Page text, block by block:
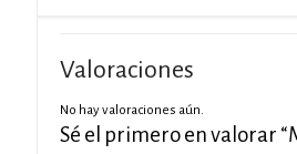
Valoraciones
No hay valoraciones aún.
Sé el primero en valorar